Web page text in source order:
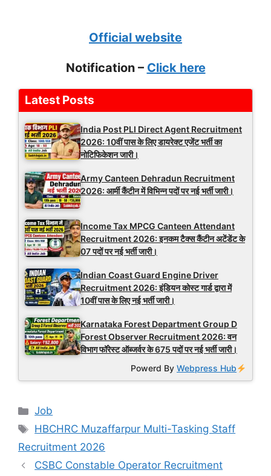
Official website
Notification – Click here
Latest Posts
India Post PLI Direct Agent Recruitment
2026: 10वीं पास के लिए डायरेक्ट एजेंट भर्ती का
नोटिफिकेशन जारी।
Army Canteen Dehradun Recruitment
2026: आर्मी कैंटीन में विभिन्न पदों पर नई भर्ती जारी।
Income Tax MPCG Canteen Attendant
Recruitment 2026: इनकम टैक्स कैंटीन अटेंडेंट के
07 पदों पर नई भर्ती जारी।
Indian Coast Guard Engine Driver
Recruitment 2026: इंडियन कोस्ट गार्ड द्वारा में
10वीं पास के लिए नई भर्ती जारी।
Karnataka Forest Department Group D
Forest Observer Recruitment 2026: वन
विभाग फॉरेस्ट ऑब्जर्वर के 675 पदों पर नई भर्ती जारी।
Powerd ByWebpress Hub
Categories
Job
Tags
HBCHRC Muzaffarpur Multi-Tasking Staff
Recruitment 2026
CSBC Constable Operator Recruitment